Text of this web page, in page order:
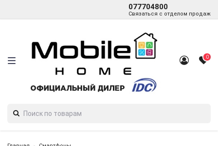
077704800
Связаться с отделом продаж
0